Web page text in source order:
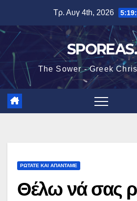
περιεχόμενο
Τρ. Αυγ 4th, 2026
The Sower - Greek
ΡΩΤΑΤΕ ΚΑΙ ΑΠΑΝΤΑΜΕ
Θέλω νά σας